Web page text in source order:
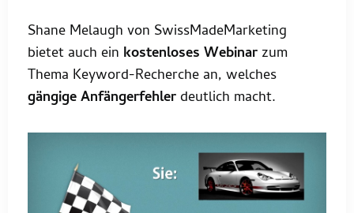
Shane Melaugh von SwissMadeMarketing
bietet auch ein kostenloses Webinar zum
Thema Keyword-Recherche an, welches
gängige Anfängerfehlerdeutlich macht.